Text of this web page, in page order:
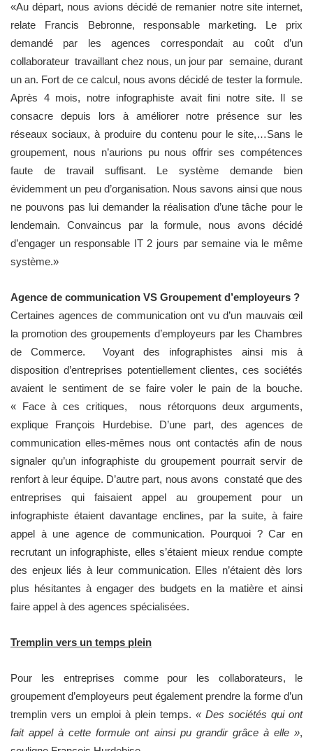
«Au départ, nous avions décidé de remanier notre site internet,
relate Francis Bebronne, responsable marketing. Le prix
demandé par les agences correspondait au coût d’un
collaborateur travaillant chez nous, un jour par semaine, durant
un an. Fort de ce calcul, nous avons décidé de tester la formule.
Après 4 mois, notre infographiste avait fini notre site. Il se
consacre depuis lors à améliorer notre présence sur les
réseaux sociaux, à produire du contenu pour le site,…Sans le
groupement, nous n’aurions pu nous offrir ses compétences
faute de travail suffisant. Le système demande bien
évidemment un peu d’organisation. Nous savons ainsi que nous
ne pouvons pas lui demander la réalisation d’une tâche pour le
lendemain. Convaincus par la formule, nous avons décidé
d’engager un responsable IT 2 jours par semaine via le même
système.»
Agence de communication VS Groupement d’employeurs ?
Certaines agences de communication ont vu d’un mauvais œil
la promotion des groupements d’employeurs par les Chambres
de Commerce. Voyant des infographistes ainsi mis à
disposition d’entreprises potentiellement clientes, ces sociétés
avaient le sentiment de se faire voler le pain de la bouche.
« Face à ces critiques, nous rétorquons deux arguments,
explique François Hurdebise. D’une part, des agences de
communication elles-mêmes nous ont contactés afin de nous
signaler qu’un infographiste du groupement pourrait servir de
renfort à leur équipe. D’autre part, nous avons constaté que des
entreprises qui faisaient appel au groupement pour un
infographiste étaient davantage enclines, par la suite, à faire
appel à une agence de communication. Pourquoi ? Car en
recrutant un infographiste, elles s’étaient mieux rendue compte
des enjeux liés à leur communication. Elles n’étaient dès lors
plus hésitantes à engager des budgets en la matière et ainsi
faire appel à des agences spécialisées.
Tremplin vers un temps plein
Pour les entreprises comme pour les collaborateurs, le
groupement d’employeurs peut également prendre la forme d’un
tremplin vers un emploi à plein temps. « Des sociétés qui ont
fait appel à cette formule ont ainsi pu grandir grâce à elle »,